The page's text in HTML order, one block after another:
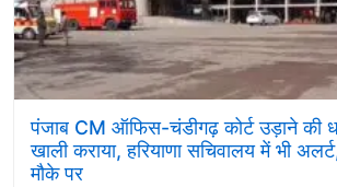
पंजाब CM ऑफिस-चंडीगढ़ कोर्ट उड़ाने की
खाली कराया, हरियाणा सचिवालय में भी
मौके पर